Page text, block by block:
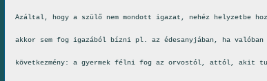
Azáltal, hogy a szülő nem mondott igazat, nehéz helyzetbe
akkor sem fog igazából bízni pl. az édesanyjában, ha
következmény: a gyermek félni fog az orvostól, attól, akit